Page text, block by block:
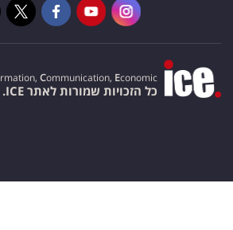
Communication, Economic
כל הזכויות שמורות לאתר ICE. ©